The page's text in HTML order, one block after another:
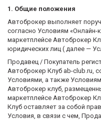
1. Общие положения
Автоброкер выполняет
согласно Условиям «Онлайн-
маркетплейсе Автоброкер
юридических лиц ( далее —
Продавец / Покупатель
Автоброкер Клуб ab-club.ru,
Условиями, а также
Автоброкер клуб,
маркетплейсе Автоброкер
Клуб оставляет за собой
Условия, в связи с чем,